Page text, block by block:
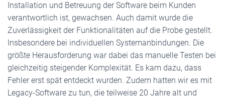
Installation und Betreuung der Software beim Kunden
verantwortlich ist, gewachsen. Auch damit wurde die
Zuverlässigkeit der Funktionalitäten auf die Probe gestellt.
Insbesondere bei individuellen Systemanbindungen. Die
größte Herausforderung war dabei das manuelle Testen bei
gleichzeitig steigender Komplexität. Es kam dazu, dass
Fehler erst spät entdeckt wurden. Zudem hatten wir es mit
Legacy-Software zu tun, die teilweise 20 Jahre alt und